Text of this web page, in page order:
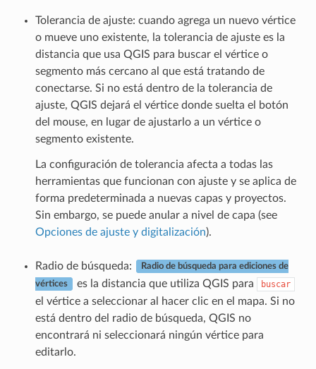
Tolerancia de ajuste: cuando agrega un nuevo vértice
o mueve uno existente, la tolerancia de ajuste es la
distancia que usa QGIS para buscar el vértice o
segmento más cercano al que está tratando de
conectarse. Si no está dentro de la tolerancia de
ajuste, QGIS dejará el vértice donde suelta el botón
del mouse, en lugar de ajustarlo a un vértice o
segmento existente.
La configuración de tolerancia afecta a todas las
herramientas que funcionan con ajuste y se aplica de
forma predeterminada a nuevas capas y proyectos.
Sin embargo, se puede anular a nivel de capa (see
Opciones de ajuste y digitalización).
Radio de búsqueda: Radio de búsqueda para ediciones de
vértices es la distancia que utiliza QGIS para buscar
el vértice a seleccionar al hacer clic en el mapa. Si no
está dentro del radio de búsqueda, QGIS no
encontrará ni seleccionará ningún vértice para
editarlo.